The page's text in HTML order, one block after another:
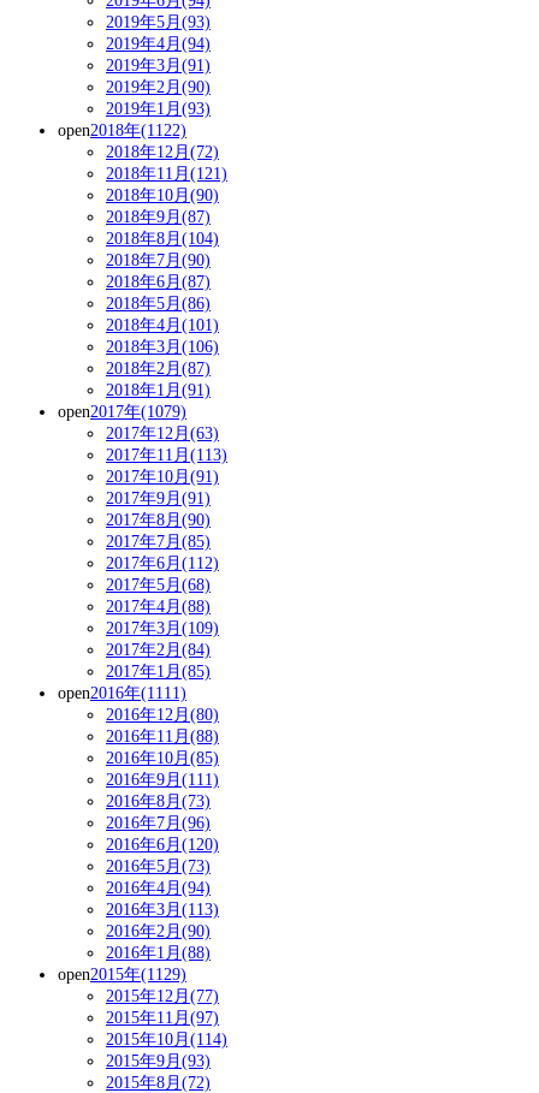
2019年5月(93)
2019年4月(94)
2019年3月(91)
2019年2月(90)
2019年1月(93)
open2018年(1122)
2018年12月(72)
2018年11月(121)
2018年10月(90)
2018年9月(87)
2018年8月(104)
2018年7月(90)
2018年6月(87)
2018年5月(86)
2018年4月(101)
2018年3月(106)
2018年2月(87)
2018年1月(91)
open2017年(1079)
2017年12月(63)
2017年11月(113)
2017年10月(91)
2017年9月(91)
2017年8月(90)
2017年7月(85)
2017年6月(112)
2017年5月(68)
2017年4月(88)
2017年3月(109)
2017年2月(84)
2017年1月(85)
open2016年(1111)
2016年12月(80)
2016年11月(88)
2016年10月(85)
2016年9月(111)
2016年8月(73)
2016年7月(96)
2016年6月(120)
2016年5月(73)
2016年4月(94)
2016年3月(113)
2016年2月(90)
2016年1月(88)
open2015年(1129)
2015年12月(77)
2015年11月(97)
2015年10月(114)
2015年9月(93)
2015年8月(72)